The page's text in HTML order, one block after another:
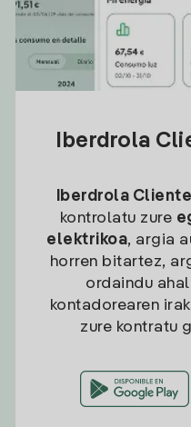
Iberdrola
Iberdrola
kontrolatu zure
elektrikoa, argia
horren bitartez,
ordaindu
kontadorearen
zure kontratu